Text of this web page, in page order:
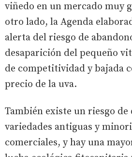
viñedo en un mercado muy
otro lado, la Agenda
alerta del riesgo de
desaparición del pequeño
de competitividad y bajada
precio de la uva.
También existe un riesgo de
variedades antiguas y
comerciales, y hay una